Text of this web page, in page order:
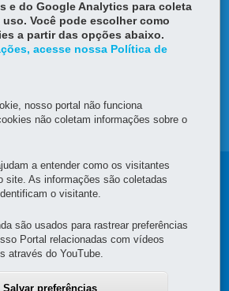
DA ADMINISTRAÇÃO E DA
PREVIDÊNCIA
e do Google Analytics para coleta
Você pode escolher como
a partir das opções abaixo.
acesse nossa Política de
nosso portal não funciona
não coletam informações sobre o
a entender como os visitantes
site. As informações são coletadas
o visitante.
são usados para rastrear preferências
Portal relacionadas com vídeos
através do YouTube.
Salvar preferências